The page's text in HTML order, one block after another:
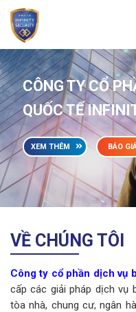
CÔNG TY CỔ
QUỐC TẾ
XEM THÊM BÁO
VỀ CHÚNG TÔI
Công ty cổ phần dịch vụ
cấp các giải pháp dịch vụ
tòa nhà, chung cư, ngân